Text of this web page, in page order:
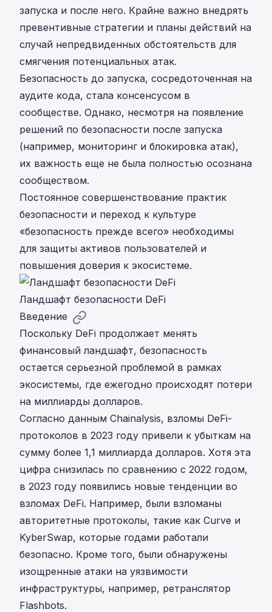
запуска и после него. Крайне важно внедрять
превентивные стратегии и планы действий на
случай непредвиденных обстоятельств для
смягчения потенциальных атак.
Безопасность до запуска, сосредоточенная на
аудите кода, стала консенсусом в
сообществе. Однако, несмотря на появление
решений по безопасности после запуска
(например, мониторинг и блокировка атак),
их важность еще не была полностью осознана
сообществом.
Постоянное совершенствование практик
безопасности и переход к культуре
«безопасность прежде всего» необходимы
для защиты активов пользователей и
повышения доверия к экосистеме.
Ландшафт безопасности DeFi
Введение
Поскольку DeFi продолжает менять
финансовый ландшафт, безопасность
остается серьезной проблемой в рамках
экосистемы, где ежегодно происходят потери
на миллиарды долларов.
Согласно данным Chainalysis, взломы DeFi-
протоколов в 2023 году привели к убыткам на
сумму более 1,1 миллиарда долларов. Хотя эта
цифра снизилась по сравнению с 2022 годом,
в 2023 году появились новые тенденции во
взломах DeFi. Например, были взломаны
авторитетные протоколы, такие как Curve и
KyberSwap, которые годами работали
безопасно. Кроме того, были обнаружены
изощренные атаки на уязвимости
инфраструктуры, например, ретранслятор
Flashbots.